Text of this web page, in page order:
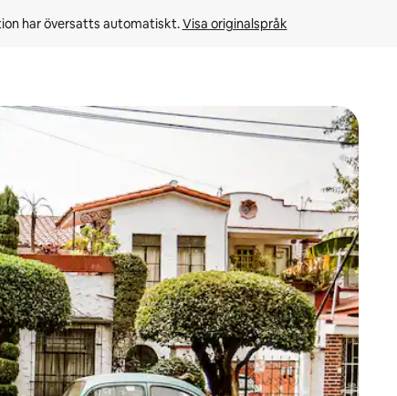
har översatts automatiskt. Visa originalspråk